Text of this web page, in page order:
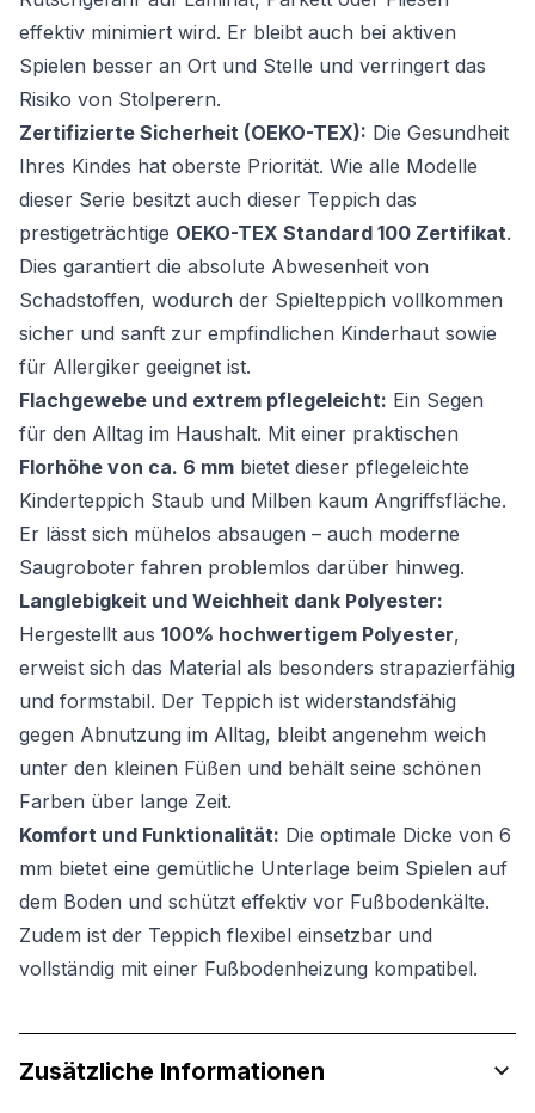
effektiv minimiert wird. Er bleibt auch bei aktiven
Spielen besser an Ort und Stelle und verringert das
Risiko von Stolperern.
Zertifizierte Sicherheit (OEKO-TEX): Die Gesundheit
Ihres Kindes hat oberste Priorität. Wie alle Modelle
dieser Serie besitzt auch dieser Teppich das
prestigeträchtige OEKO-TEX Standard 100 Zertifikat.
Dies garantiert die absolute Abwesenheit von
Schadstoffen, wodurch der Spielteppich vollkommen
sicher und sanft zur empfindlichen Kinderhaut sowie
für Allergiker geeignet ist.
Flachgewebe und extrem pflegeleicht: Ein Segen
für den Alltag im Haushalt. Mit einer praktischen
Florhöhe von ca. 6 mm bietet dieser pflegeleichte
Kinderteppich Staub und Milben kaum Angriffsfläche.
Er lässt sich mühelos absaugen – auch moderne
Saugroboter fahren problemlos darüber hinweg.
Langlebigkeit und Weichheit dank Polyester:
Hergestellt aus 100% hochwertigem Polyester,
erweist sich das Material als besonders strapazierfähig
und formstabil. Der Teppich ist widerstandsfähig
gegen Abnutzung im Alltag, bleibt angenehm weich
unter den kleinen Füßen und behält seine schönen
Farben über lange Zeit.
Komfort und Funktionalität: Die optimale Dicke von 6
mm bietet eine gemütliche Unterlage beim Spielen auf
dem Boden und schützt effektiv vor Fußbodenkälte.
Zudem ist der Teppich flexibel einsetzbar und
vollständig mit einer Fußbodenheizung kompatibel.
Zusätzliche Informationen